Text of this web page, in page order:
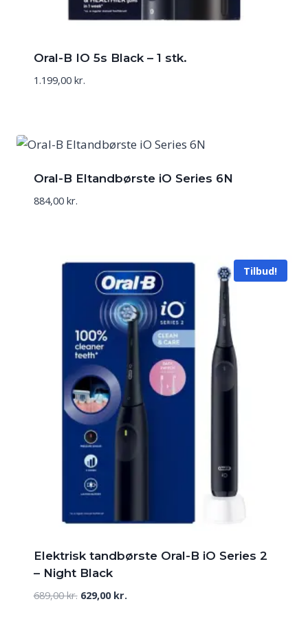
Oral-B IO 5s Black – 1 stk.
1.199,00 kr.
Oral-B Eltandbørste iO Series 6N
884,00 kr.
Tilbud!
Elektrisk tandbørste Oral-B iO Series 2
– Night Black
689,00kr. Den
629,00 kr.Den